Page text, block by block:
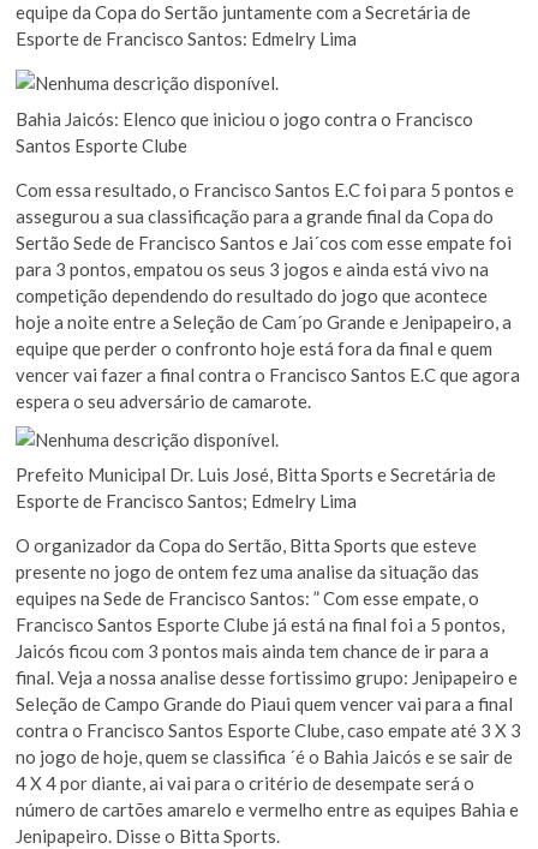
equipe da Copa do Sertão juntamente com a Secretária de
Esporte de Francisco Santos: Edmelry Lima
Bahia Jaicós: Elenco que iniciou o jogo contra o Francisco
Santos Esporte Clube
Com essa resultado, o Francisco Santos E.C foi para 5 pontos e
assegurou a sua classificação para a grande final da Copa do
Sertão Sede de Francisco Santos e Jai´cos com esse empate foi
para 3 pontos, empatou os seus 3 jogos e ainda está vivo na
competição dependendo do resultado do jogo que acontece
hoje a noite entre a Seleção de Cam´po Grande e Jenipapeiro, a
equipe que perder o confronto hoje está fora da final e quem
vencer vai fazer a final contra o Francisco Santos E.C que agora
espera o seu adversário de camarote.
Prefeito Municipal Dr. Luis José, Bitta Sports e Secretária de
Esporte de Francisco Santos; Edmelry Lima
O organizador da Copa do Sertão, Bitta Sports que esteve
presente no jogo de ontem fez uma analise da situação das
equipes na Sede de Francisco Santos: ” Com esse empate, o
Francisco Santos Esporte Clube já está na final foi a 5 pontos,
Jaicós ficou com 3 pontos mais ainda tem chance de ir para a
final. Veja a nossa analise desse fortissimo grupo: Jenipapeiro e
Seleção de Campo Grande do Piaui quem vencer vai para a final
contra o Francisco Santos Esporte Clube, caso empate até 3 X 3
no jogo de hoje, quem se classifica ´é o Bahia Jaicós e se sair de
4 X 4 por diante, ai vai para o critério de desempate será o
número de cartões amarelo e vermelho entre as equipes Bahia e
Jenipapeiro. Disse o Bitta Sports.